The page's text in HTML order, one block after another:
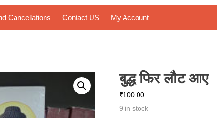
Cancellations Contact US My Account
बुद्ध फिर लौट आए
₹100.00
9 in stock